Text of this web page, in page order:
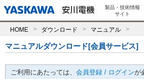
製品・技術情報
サイト
HOME ダウンロード マニュアル
マニュアルダウンロード[会員サービス]
ご利用にあたっては、 会員登録 / ログインが